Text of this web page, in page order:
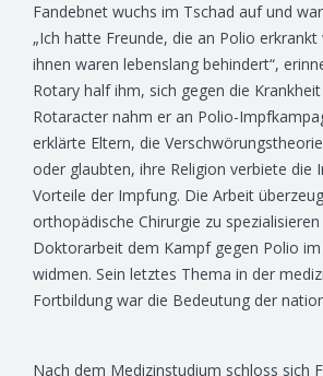
Fandebnet wuchs im Tschad auf und
„Ich hatte Freunde, die an Polio
ihnen waren lebenslang behindert“,
Rotary half ihm, sich gegen die
Rotaracter nahm er an Polio-
erklärte Eltern, die
oder glaubten, ihre Religion verbiete die
Vorteile der Impfung. Die Arbeit
orthopädische Chirurgie zu
Doktorarbeit dem Kampf gegen Polio im
widmen. Sein letztes Thema in der
Fortbildung war die Bedeutung der
Nach dem Medizinstudium schloss sich